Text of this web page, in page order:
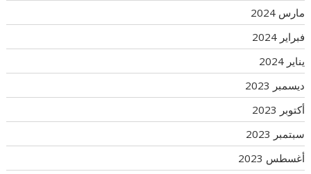
مارس 2024
فبراير 2024
يناير 2024
ديسمبر 2023
أكتوبر 2023
سبتمبر 2023
أغسطس 2023